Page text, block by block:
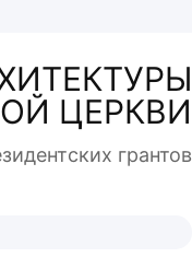
ЦЕРКВИ
грантов